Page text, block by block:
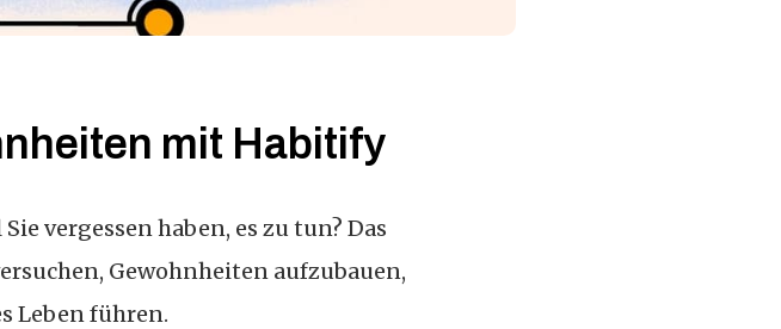
mit Habitify
vergessen haben, es zu tun? Das
Gewohnheiten aufzubauen,
Leben führen.